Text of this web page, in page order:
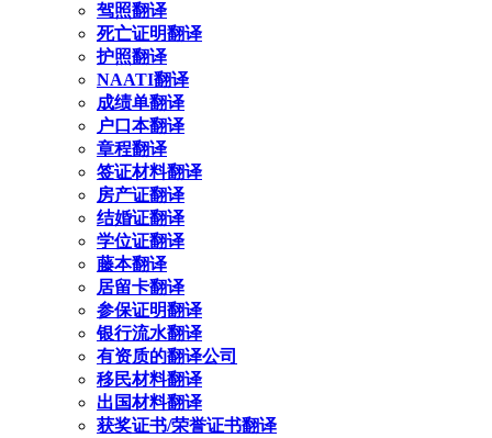
驾照翻译
死亡证明翻译
护照翻译
NAATI翻译
成绩单翻译
户口本翻译
章程翻译
签证材料翻译
房产证翻译
结婚证翻译
学位证翻译
藤本翻译
居留卡翻译
参保证明翻译
银行流水翻译
有资质的翻译公司
移民材料翻译
出国材料翻译
获奖证书/荣誉证书翻译